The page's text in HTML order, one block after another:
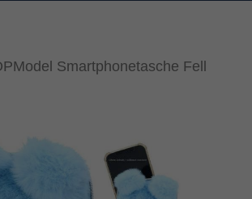
Smartphonetasche Fell